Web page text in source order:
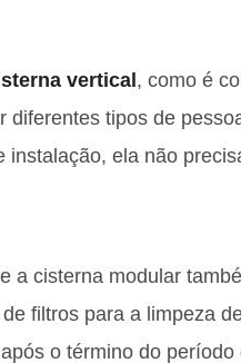
vertical, como é
diferentes tipos de
instalação, ela não
a cisterna modular
filtros para a limpeza
o término do